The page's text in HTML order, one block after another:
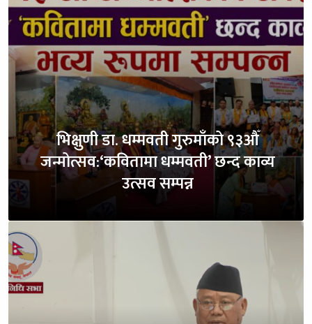
भिक्षुणी डा. धम्मवती गुरुमाँको ९३औँ
जन्मोत्सव:‘कवितामा धम्मवती’ छन्द काव्य
उत्सव सम्पन्न